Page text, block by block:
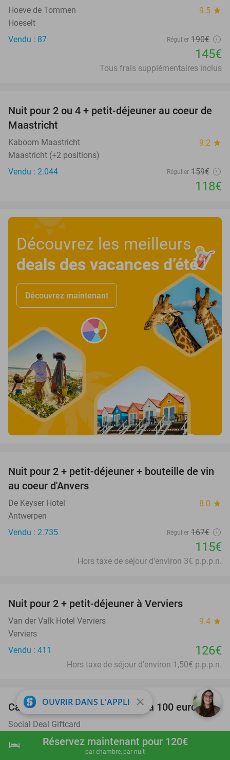
shopping_cart Réserver maintenant
hotel Réservez maintenant pour 120€
par chambre, par nuit
Hoeve de Tommen 9.5 star
Hoeselt
Vendu : 87
Régulier 190€
145€
Tous frais supplémentaires inclus
26%
Nuit pour 2 ou 4 + petit-déjeuner au coeur de
Maastricht
Kaboom Maastricht 9.2 star
Maastricht (+2 positions)
Vendu : 2.044
Régulier 159€
118€
Découvrez les meilleurs
deals des vacances d’été!
Découvrez maintenant
31%
Nuit pour 2 + petit-déjeuner + bouteille de vin
au coeur d'Anvers
De Keyser Hotel 8.0 star
Antwerpen
Vendu : 2.735
Régulier 167€
115€
Hors taxe de séjour d'environ 3€ p.p.p.n.
Nuit pour 2 + petit-déjeuner à Verviers
Van der Valk Hotel Verviers 9.4 star
Verviers
Vendu : 411
126€
Hors taxe de séjour d'environ 1,50€ p.p.p.n.
Carte-cadeau Social Deal de 5 à 100 euros
Social Deal Giftcard
OUVRIR DANS L'APPLI close